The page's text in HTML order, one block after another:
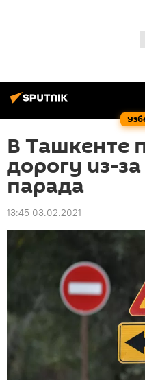
В Ташкенте
дорогу из-
парада
13:45 03.02.2021